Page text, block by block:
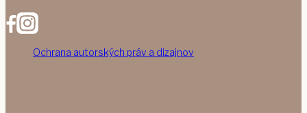
Ochrana autorských práv a dizajnov